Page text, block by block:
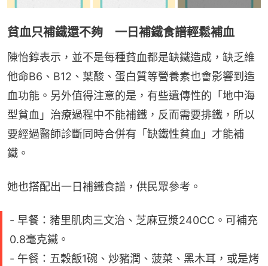
貧血只補鐵還不夠 一日補鐵食譜輕鬆補血
陳怡錞表示，並不是每種貧血都是缺鐵造成，缺乏維
他命B6、B12、葉酸、蛋白質等營養素也會影響到造
血功能。另外值得注意的是，有些遺傳性的「地中海
型貧血」治療過程中不能補鐵，反而需要排鐵，所以
要經過醫師診斷同時合併有「缺鐵性貧血」才能補
鐵。
她也搭配出一日補鐵食譜，供民眾參考。
- 早餐：豬里肌肉三文治、芝麻豆漿240CC。可補充
0.8毫克鐵。
- 午餐：五穀飯1碗、炒豬潤、菠菜、黑木耳，或是烤